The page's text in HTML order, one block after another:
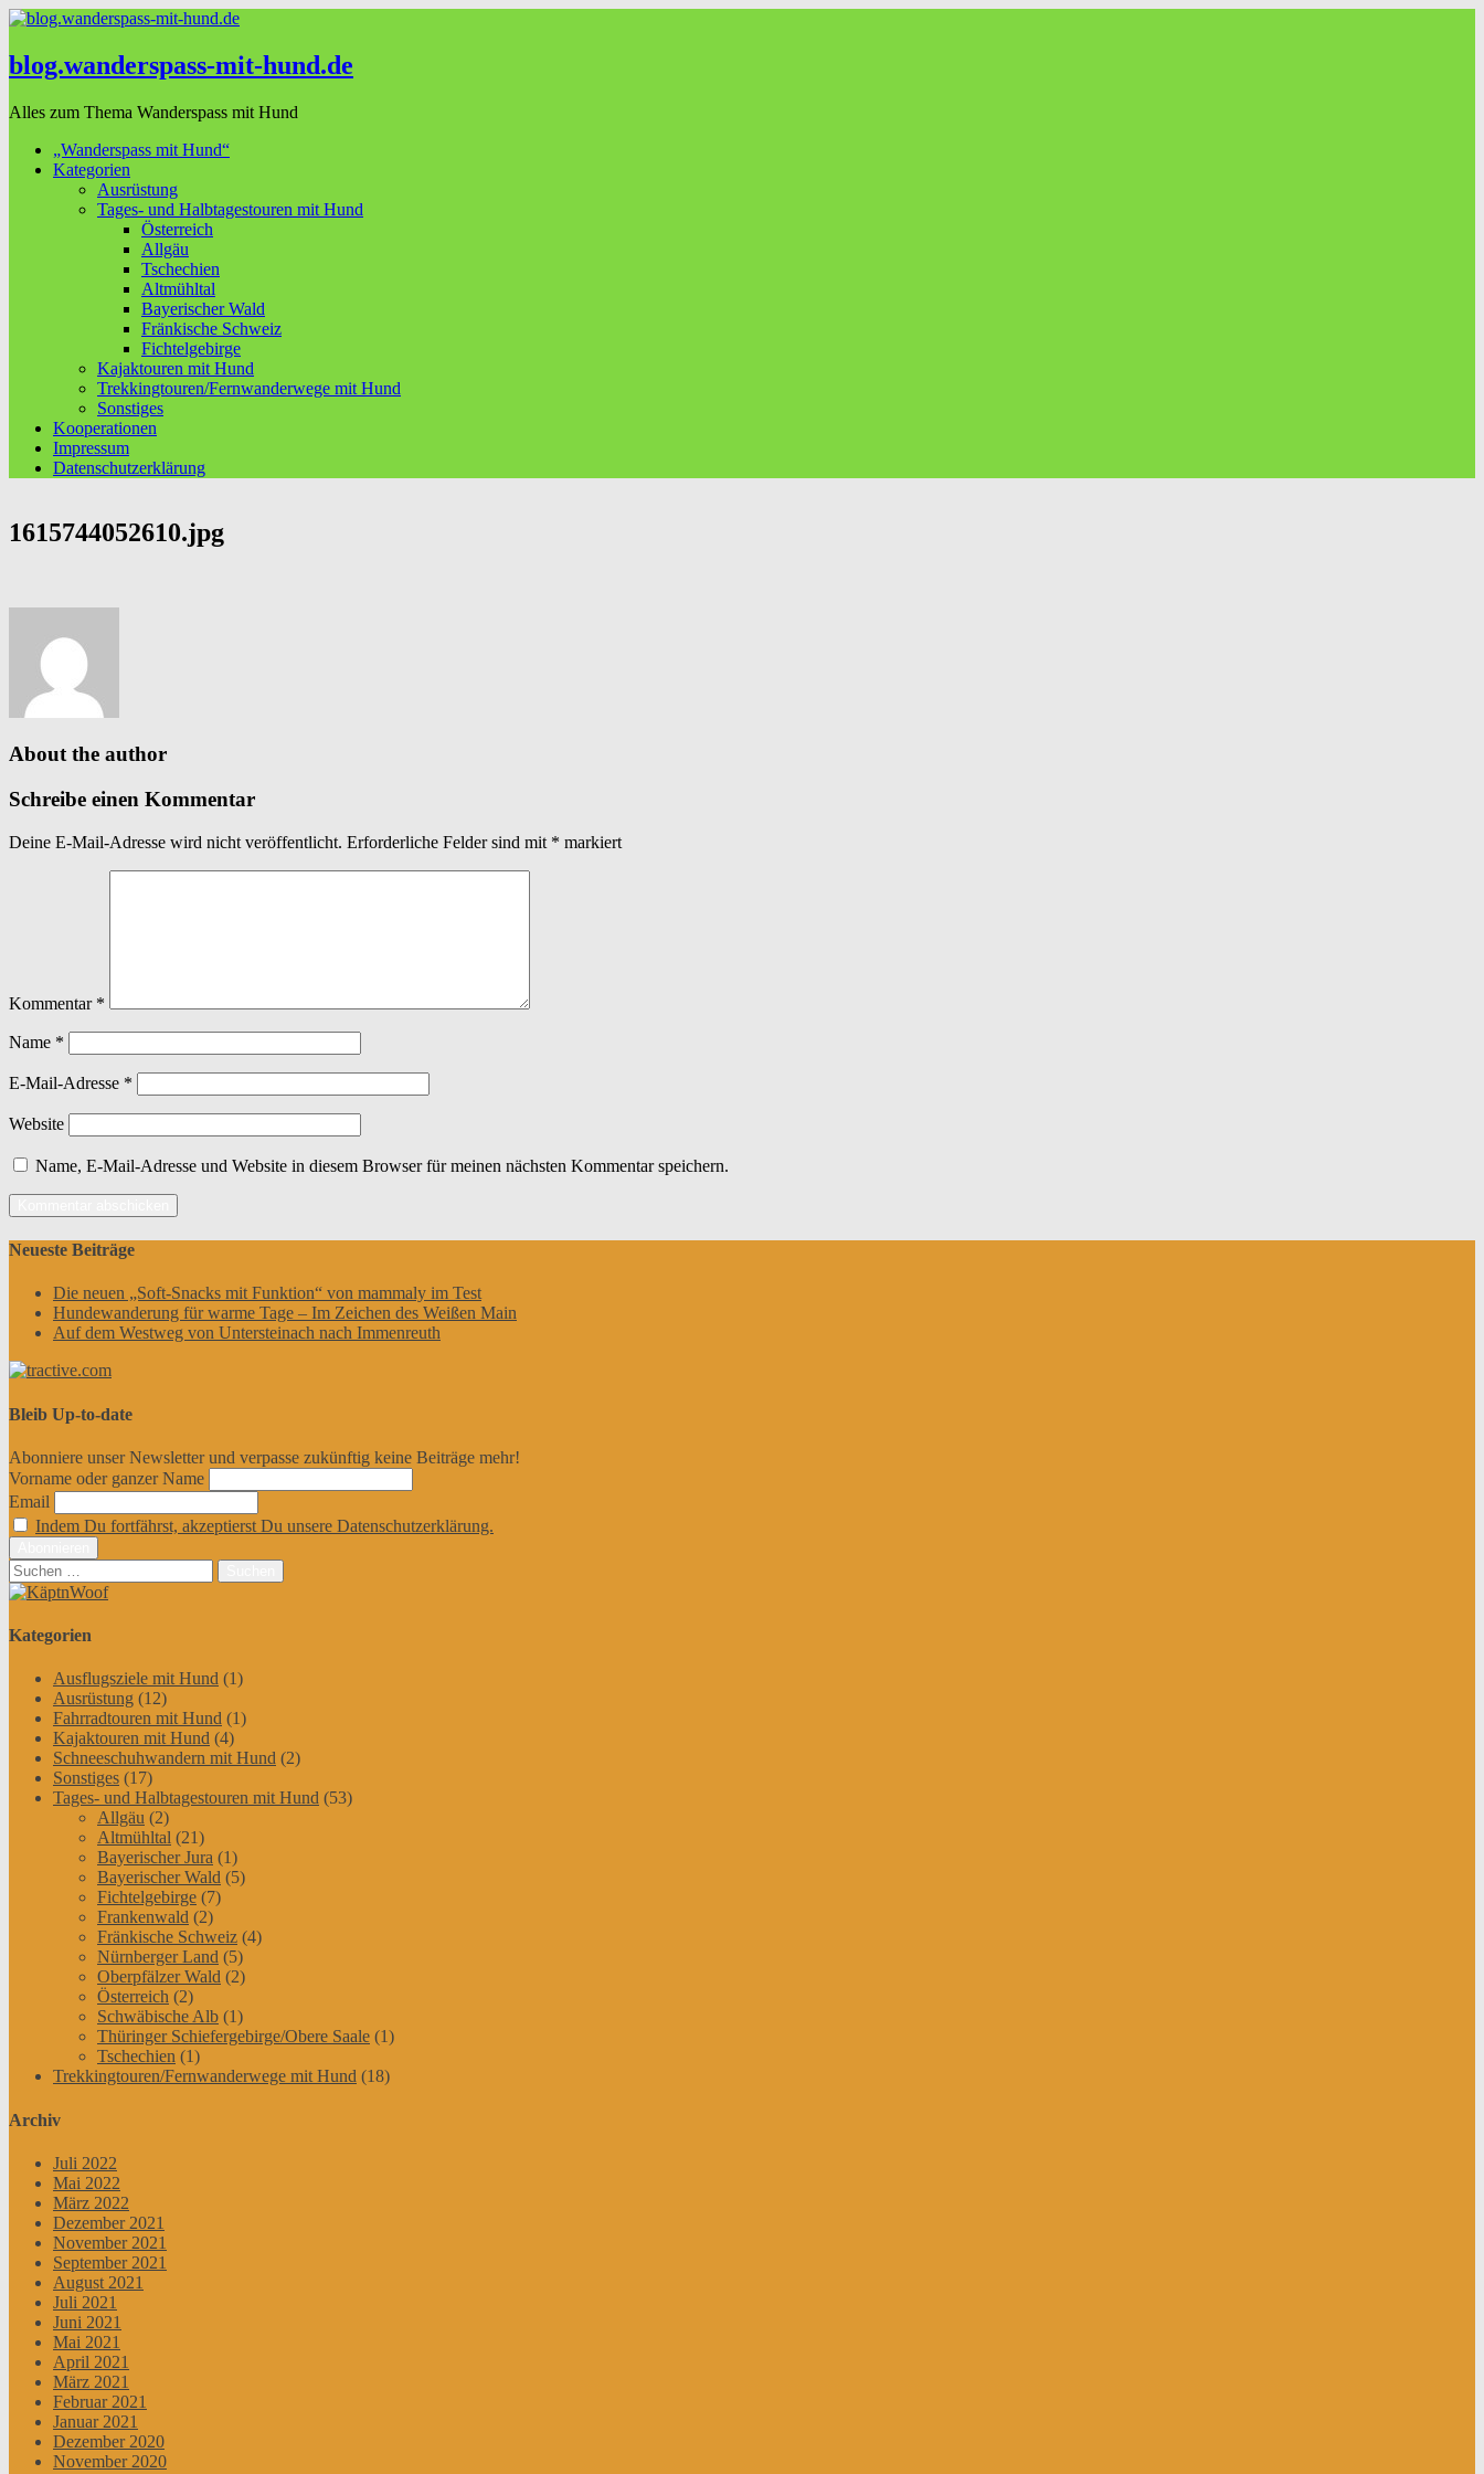
blog.wanderspass-mit-hund.de
Alles zum Thema Wanderspass mit Hund
„Wanderspass mit Hund“
Kategorien
Ausrüstung
Tages- und Halbtagestouren mit Hund
Österreich
Allgäu
Tschechien
Altmühltal
Bayerischer Wald
Fränkische Schweiz
Fichtelgebirge
Kajaktouren mit Hund
Trekkingtouren/Fernwanderwege mit Hund
Sonstiges
Kooperationen
Impressum
Datenschutzerklärung
1615744052610.jpg
About the author
Schreibe einen Kommentar
Deine E-Mail-Adresse wird nicht veröffentlicht. Erforderliche Felder sind mit * markiert
Kommentar *
Name *
E-Mail-Adresse *
Website
Name, E-Mail-Adresse und Website in diesem Browser für meinen nächsten Kommentar speichern.
Neueste Beiträge
Die neuen „Soft-Snacks mit Funktion“ von mammaly im Test
Hundewanderung für warme Tage – Im Zeichen des Weißen Main
Auf dem Westweg von Untersteinach nach Immenreuth
Bleib Up-to-date
Abonniere unser Newsletter und verpasse zukünftig keine Beiträge mehr!
Vorname oder ganzer Name
Email
Indem Du fortfährst, akzeptierst Du unsere Datenschutzerklärung.
Suchen
nach:
Kategorien
Ausflugsziele mit Hund (1)
Ausrüstung (12)
Fahrradtouren mit Hund (1)
Kajaktouren mit Hund (4)
Schneeschuhwandern mit Hund (2)
Sonstiges (17)
Tages- und Halbtagestouren mit Hund (53)
Allgäu (2)
Altmühltal (21)
Bayerischer Jura (1)
Bayerischer Wald (5)
Fichtelgebirge (7)
Frankenwald (2)
Fränkische Schweiz (4)
Nürnberger Land (5)
Oberpfälzer Wald (2)
Österreich (2)
Schwäbische Alb (1)
Thüringer Schiefergebirge/Obere Saale (1)
Tschechien (1)
Trekkingtouren/Fernwanderwege mit Hund (18)
Archiv
Juli 2022
Mai 2022
März 2022
Dezember 2021
November 2021
September 2021
August 2021
Juli 2021
Juni 2021
Mai 2021
April 2021
März 2021
Februar 2021
Januar 2021
Dezember 2020
November 2020